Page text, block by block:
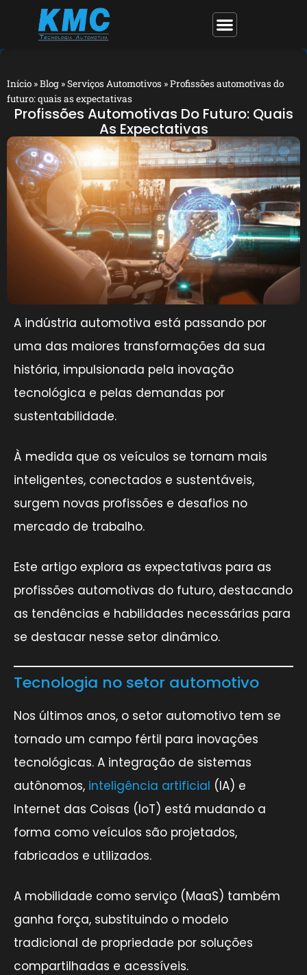
Início »Blog »Serviços Automotivos »Profissões automotivas do
futuro: quais as expectativas
Profissões Automotivas Do Futuro: Quais
As Expectativas
A indústria automotiva está passando por
uma das maiores transformações da sua
história, impulsionada pela inovação
tecnológica e pelas demandas por
sustentabilidade.
À medida que os veículos se tornam mais
inteligentes, conectados e sustentáveis,
surgem novas profissões e desafios no
mercado de trabalho.
Este artigo explora as expectativas para as
profissões automotivas do futuro, destacando
as tendências e habilidades necessárias para
se destacar nesse setor dinâmico.
Tecnologia no setor automotivo
Nos últimos anos, o setor automotivo tem se
tornado um campo fértil para inovações
tecnológicas. A integração de sistemas
autônomos, inteligência artificial (IA) e
Internet das Coisas (IoT) está mudando a
forma como veículos são projetados,
fabricados e utilizados.
A mobilidade como serviço (MaaS) também
ganha força, substituindo o modelo
tradicional de propriedade por soluções
compartilhadas e acessíveis.